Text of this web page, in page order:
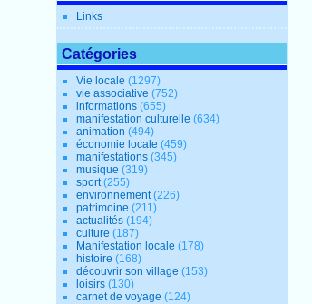
Links
Catégories
Vie locale (1297)
vie associative (752)
informations (655)
manifestation culturelle (634)
animation (494)
économie locale (459)
manifestations (345)
musique (319)
sport(255)
environnement(226)
patrimoine (211)
actualités (194)
culture (187)
Manifestation locale (178)
histoire (168)
découvrir son village (153)
loisirs (130)
carnet de voyage (124)